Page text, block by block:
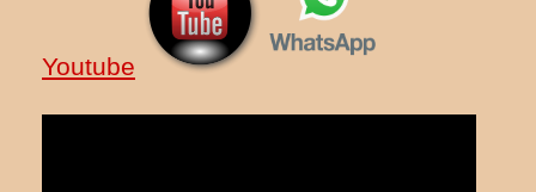
Youtube